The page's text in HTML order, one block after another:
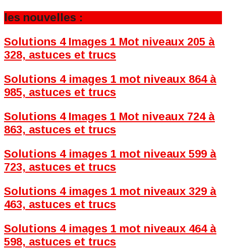
les nouvelles :
Solutions 4 Images 1 Mot niveaux 205 à
328, astuces et trucs
Solutions 4 images 1 mot niveaux 864 à
985, astuces et trucs
Solutions 4 Images 1 Mot niveaux 724 à
863, astuces et trucs
Solutions 4 images 1 mot niveaux 599 à
723, astuces et trucs
Solutions 4 images 1 mot niveaux 329 à
463, astuces et trucs
Solutions 4 images 1 mot niveaux 464 à
598, astuces et trucs